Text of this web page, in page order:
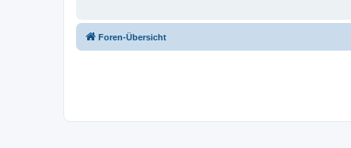
Foren-Übersicht